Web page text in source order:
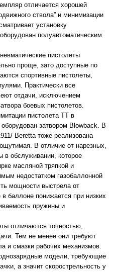
отличается хорошей
ствола” и минимизации
установку
полуавтоматическим
пистолеты
проще, зато доступные по
спортивные пистолеты,
Практически все
отдачи, исключением
боевых пистолетов.
пистолета ТТ в
затвором Blowback. В
Beretta тоже реализована
В отличие от нарезных,
в обслуживании, которое
масляной тряпкой и
недостатком газобаллонной
мощности выстрела от
баллоне понижается при низких
пружины и
отличаются точностью,
Тем не менее они требуют
и смазки рабочих механизмов.
модели, требующие
а значит скорострельность у